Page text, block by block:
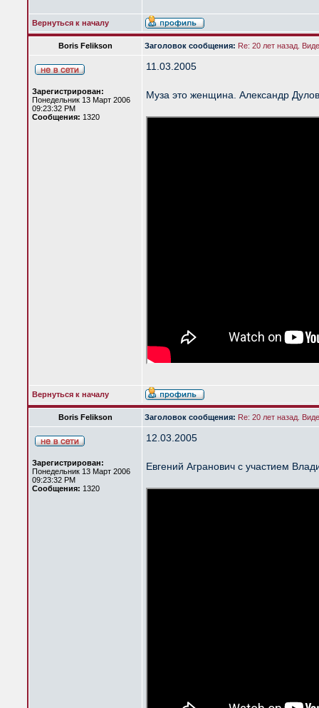
Вернуться к началу
Boris Felikson Заголовок сообщения: Re: 20 лет назад.
Зарегистрирован:
Понедельник 13 Март 2006
09:23:32 PM
Сообщения: 1320
11.03.2005
Муза это женщина. Александр
Вернуться к началу
Boris Felikson Заголовок сообщения: Re: 20 лет назад.
Зарегистрирован:
Понедельник 13 Март 2006
09:23:32 PM
Сообщения: 1320
12.03.2005
Евгений Агранович с участием